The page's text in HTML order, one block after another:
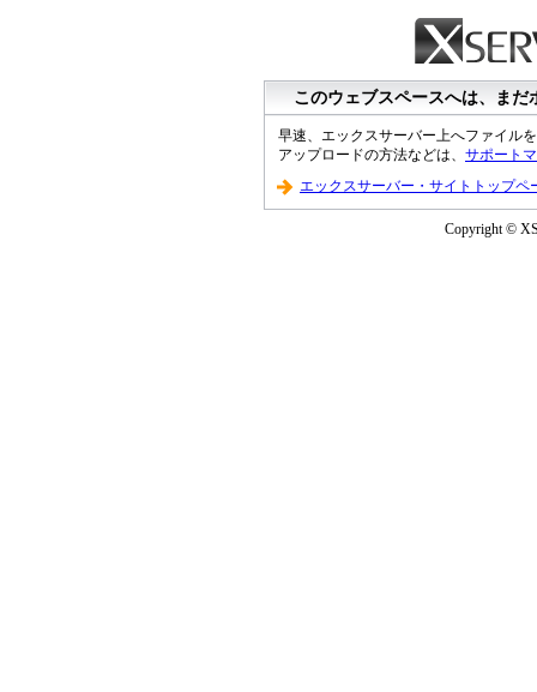
このウェブスペースへは、ま
早速、エックスサーバー上へファイル
アップロードの方法などは、 サポート
エックスサーバー・サイトトップペ
Copyright ©